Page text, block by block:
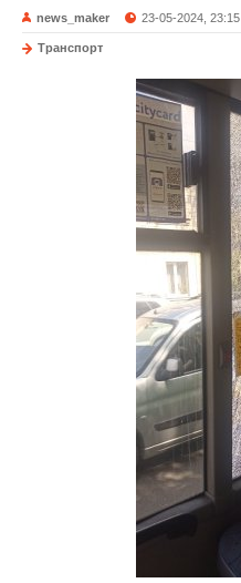
news_maker 23-05-2024, 23:15
Транспорт